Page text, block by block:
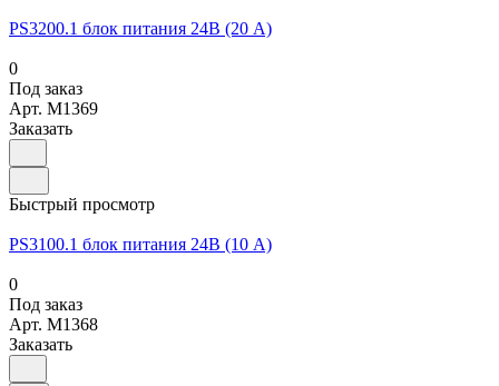
PS3200.1 блок питания 24В (20 А)
0
Под заказ
Арт. M1369
Заказать
Быстрый просмотр
PS3100.1 блок питания 24В (10 А)
0
Под заказ
Арт. M1368
Заказать